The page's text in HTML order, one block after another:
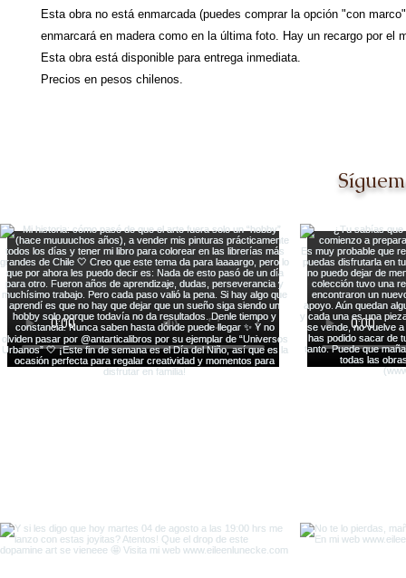
Esta obra no está enmarcada (puedes comprar la opción "con
enmarcará en madera como en la última foto. Hay un recargo por el
Esta obra está disponible para entrega inmediata.
Precios en pesos chilenos.